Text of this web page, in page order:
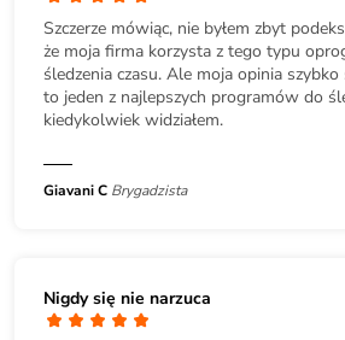
Szczerze mówiąc, nie byłem zbyt
że moja firma korzysta z tego typu
śledzenia czasu. Ale moja opinia szybko
to jeden z najlepszych programów do
kiedykolwiek widziałem.
Giavani C Brygadzista
Nigdy się nie narzuca